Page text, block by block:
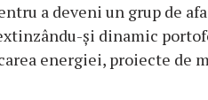
a deveni un grup de
şi dinamic
energiei, proiecte de